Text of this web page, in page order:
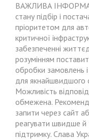
ВАЖЛИВА
стану підбір і
пріоритетом для
критичної
забезпеченні
розумінням
обробки замовлень
для якнайшвидшого
Можливість
обмежена.
запити через сайт
реагувати швидше й
підтримку. Слава